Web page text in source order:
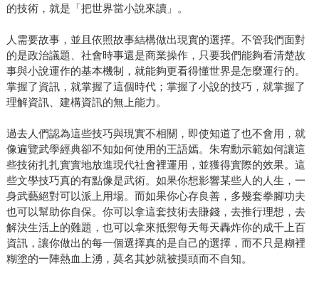
的技術，就是「把世界當小說來讀」。
人需要故事，並且依照故事結構做出現實的選擇。不管我們面對
的是政治議題、社會時事還是商業操作，只要我們能夠看清楚故
事與小說運作的基本機制，就能夠更看得懂世界是怎麼運行的。
掌握了資訊，就掌握了這個時代；掌握了小說的技巧，就掌握了
理解資訊、建構資訊的無上能力。
過去人們認為這些技巧與現實不相關，即使知道了也不會用，就
像遍覽武學經典卻不知如何使用的王語嫣。朱宥勳示範如何讓這
些技術扎扎實實地放進現代社會裡運用，並獲得實際的效果。這
些文學技巧真的有點像是武術。如果你想影響某些人的人生，一
身武藝絕對可以派上用場。而如果你心存良善，多幾套拳腳功夫
也可以幫助你自保。你可以拿這套技術去賺錢，去推行理想，去
解決生活上的難題，也可以拿來抵禦每天每天轟炸你的成千上百
資訊，讓你做出的每一個選擇真的是自己的選擇，而不只是糊裡
糊塗的一陣熱血上湧，莫名其妙就被摸頭而不自知。